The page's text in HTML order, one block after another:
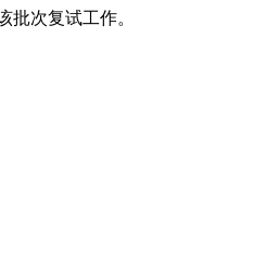
批次复试工作。